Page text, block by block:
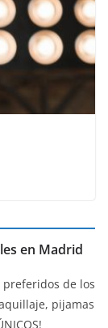
en Madrid
preferidos de los
pijamas